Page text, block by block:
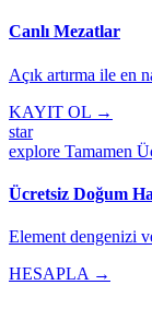
Canlı Mezatlar
Açık artırma ile en
KAYIT OL →
star
explore Tamamen
Ücretsiz Doğum
Element dengenizi
HESAPLA →